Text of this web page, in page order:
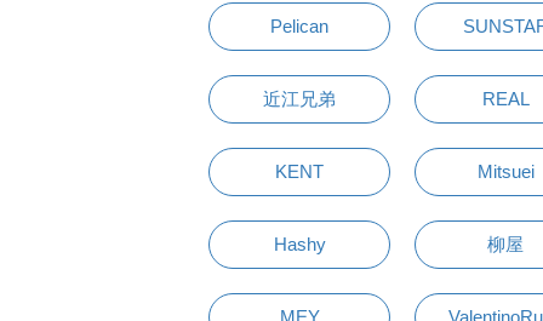
Pelican
近江兄弟 REAL
KENT Mitsuei
Hashy 柳屋
MEY